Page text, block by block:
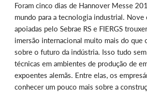
Foram cinco dias de Hannover Messe
mundo para a tecnologia industrial. Nove
apoiadas pelo Sebrae RS e FIERGS
imersão internacional muito mais do que
sobre o futuro da indústria. Isso tudo
técnicas em ambientes de produção de
expoentes alemãs. Entre elas, os
conhecer um pouco mais sobre a